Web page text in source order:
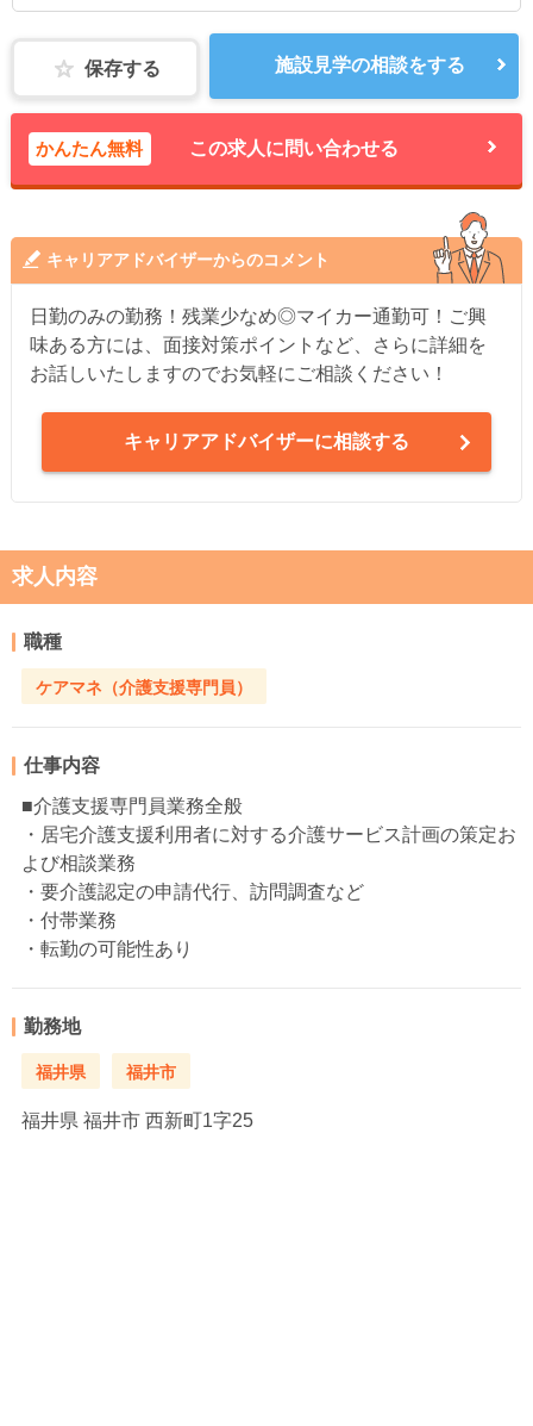
保存する 施設見学の相談をする
かんたん無料 この求人に問い合わせる
キャリアアドバイザーからのコメント
日勤のみの勤務！残業少なめ◎マイカー通勤可！ご興
味ある方には、面接対策ポイントなど、さらに詳細を
お話しいたしますのでお気軽にご相談ください！
キャリアアドバイザーに相談する
求人内容
職種
ケアマネ（介護支援専門員）
仕事内容
■介護支援専門員業務全般
・居宅介護支援利用者に対する介護サービス計画の策定お
よび相談業務
・要介護認定の申請代行、訪問調査など
・付帯業務
・転勤の可能性あり
勤務地
福井県 福井市
福井県 福井市 西新町1字25